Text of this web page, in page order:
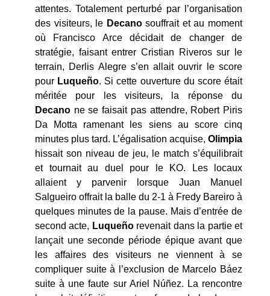
attentes. Totalement perturbé par l’organisation
des visiteurs, le Decanosouffrait et au moment
où Francisco Arce décidait de changer de
stratégie, faisant entrer Cristian Riveros sur le
terrain, Derlis Alegre s’en allait ouvrir le score
pour Luqueño. Si cette ouverture du score était
méritée pour les visiteurs, la réponse du
Decano ne se faisait pas attendre, Robert Piris
Da Motta ramenant les siens au score cinq
minutes plus tard. L’égalisation acquise, Olimpia
hissait son niveau de jeu, le match s’équilibrait
et tournait au duel pour le KO. Les locaux
allaient y parvenir lorsque Juan Manuel
Salgueiro offrait la balle du 2-1 à Fredy Bareiro à
quelques minutes de la pause. Mais d’entrée de
second acte, Luqueñorevenait dans la partie et
lançait une seconde période épique avant que
les affaires des visiteurs ne viennent à se
compliquer suite à l’exclusion de Marcelo Báez
suite à une faute sur Ariel Núñez. La rencontre